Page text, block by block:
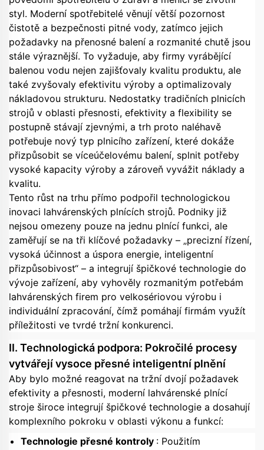
styl. Moderní spotřebitelé věnují větší pozornost
čistotě a bezpečnosti pitné vody, zatímco jejich
požadavky na přenosné balení a rozmanité chutě jsou
stále výraznější. To vyžaduje, aby firmy vyrábějící
balenou vodu nejen zajišťovaly kvalitu produktu, ale
také zvyšovaly efektivitu výroby a optimalizovaly
nákladovou strukturu. Nedostatky tradičních plnicích
strojů v oblasti přesnosti, efektivity a flexibility se
postupně stávají zjevnými, a trh proto naléhavě
potřebuje nový typ plnicího zařízení, které dokáže
přizpůsobit se víceúčelovému balení, splnit potřeby
vysoké kapacity výroby a zároveň vyvážit náklady a
kvalitu.
Tento růst na trhu přímo podpořil technologickou
inovaci lahvárenských plnících strojů. Podniky již
nejsou omezeny pouze na jednu plnící funkci, ale
zaměřují se na tři klíčové požadavky – „precizní řízení,
vysoká účinnost a úspora energie, inteligentní
přizpůsobivost“ – a integrují špičkové technologie do
vývoje zařízení, aby vyhověly rozmanitým potřebám
lahvárenských firem pro velkosériovou výrobu i
individuální zpracování, čímž pomáhají firmám využít
příležitosti ve tvrdé tržní konkurenci.
II. Technologická podpora: Pokročilé procesy
vytvářejí vysoce přesné inteligentní plnění
Aby bylo možné reagovat na tržní dvojí požadavek
efektivity a přesnosti, moderní lahvárenské plnící
stroje široce integrují špičkové technologie a dosahují
komplexního pokroku v oblasti výkonu a funkcí:
Technologie přesné kontroly : Použitím